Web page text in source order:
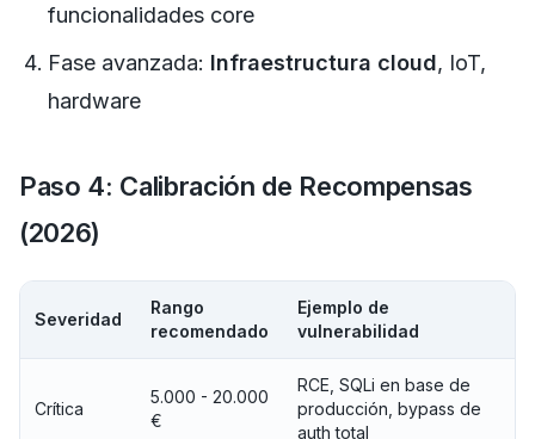
funcionalidades core
Fase avanzada: Infraestructura cloud, IoT,
hardware
Paso 4: Calibración de Recompensas
(2026)
Severidad
Rango
recomendado
Ejemplo de
vulnerabilidad
Crítica
5.000 - 20.000
€
RCE, SQLi en base de
producción, bypass de
auth total